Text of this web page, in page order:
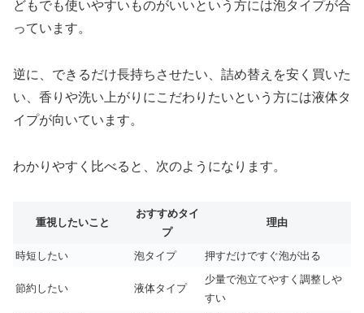
どもでも使いやすいものがいいという方には泡タイプが合
っています。
逆に、できるだけ長持ちさせたい、詰め替えを安く買いた
い、香りや洗い上がりにこだわりたいという方には液体タ
イプが向いています。
わかりやすく比べると、次のようになります。
重視したいこと
おすすめタイ
プ
理由
時短したい 泡タイプ 押すだけですぐ泡が出る
節約したい 液体タイプ
少量で泡立てやすく調整しや
すい